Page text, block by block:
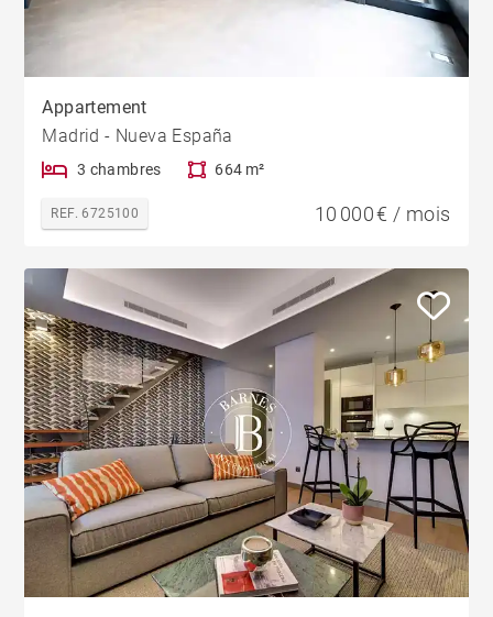
Appartement
Madrid - Nueva España
3 chambres 664 m²
REF. 6725100 10 000 € / mois